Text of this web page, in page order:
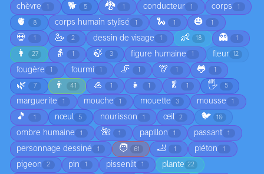
chèvre 1 🐕 5 🐉 1 conducteur 1 corps 1
🫀 8 corps humain stylisé 1 🐍 1 🎃 1
💀 1 🦢 2 dessin de visage 1 👶 18 👻 1
👩 27 👵 1 🍃 3 figure humaine 1 fleur 12
fougère 1 fourmi 1 🦵 1 🦒 1 🐸 1
🌿 7 👨 41 🦪 1 👧 1 🥬 1 🖐️ 5
marguerite 1 mouche 1 mouette 3 mousse 1
🎵 1 nœul 5 nourisson 1 œil 2 🐦 10
ombre humaine 1 🌺 1 papillon 1 passant 1
personnage dessiné 1 🧑 61 🦶 1 piéton 1
pigeon 2 pin 1 pissenlit 1 plante 22